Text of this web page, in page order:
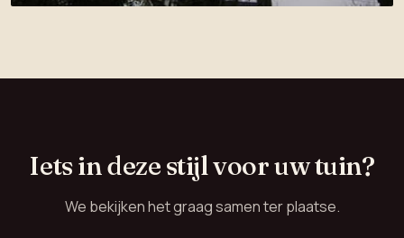
Iets in deze stijl voor uw tuin?
We bekijken het graag samen ter plaatse.